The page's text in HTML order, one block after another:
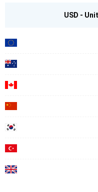
USD -